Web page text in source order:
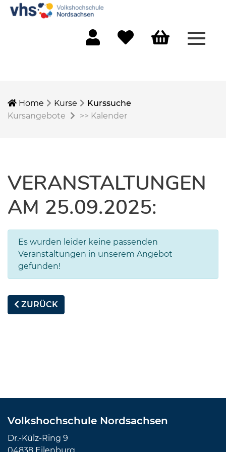
Home Kurse
Kurssuche
Kursangebote
>> Kalender
VERANSTALTUNGEN
AM 25.09.2025:
Es wurden leider keine passenden
Veranstaltungen in unserem Angebot
gefunden!
ZURÜCK
Volkshochschule Nordsachsen
Dr.-Külz-Ring 9